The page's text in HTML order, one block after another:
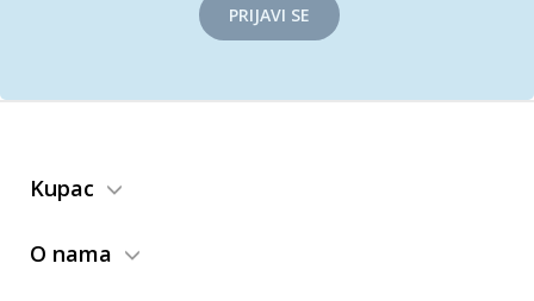
PRIJAVI SE
Kupac
O nama